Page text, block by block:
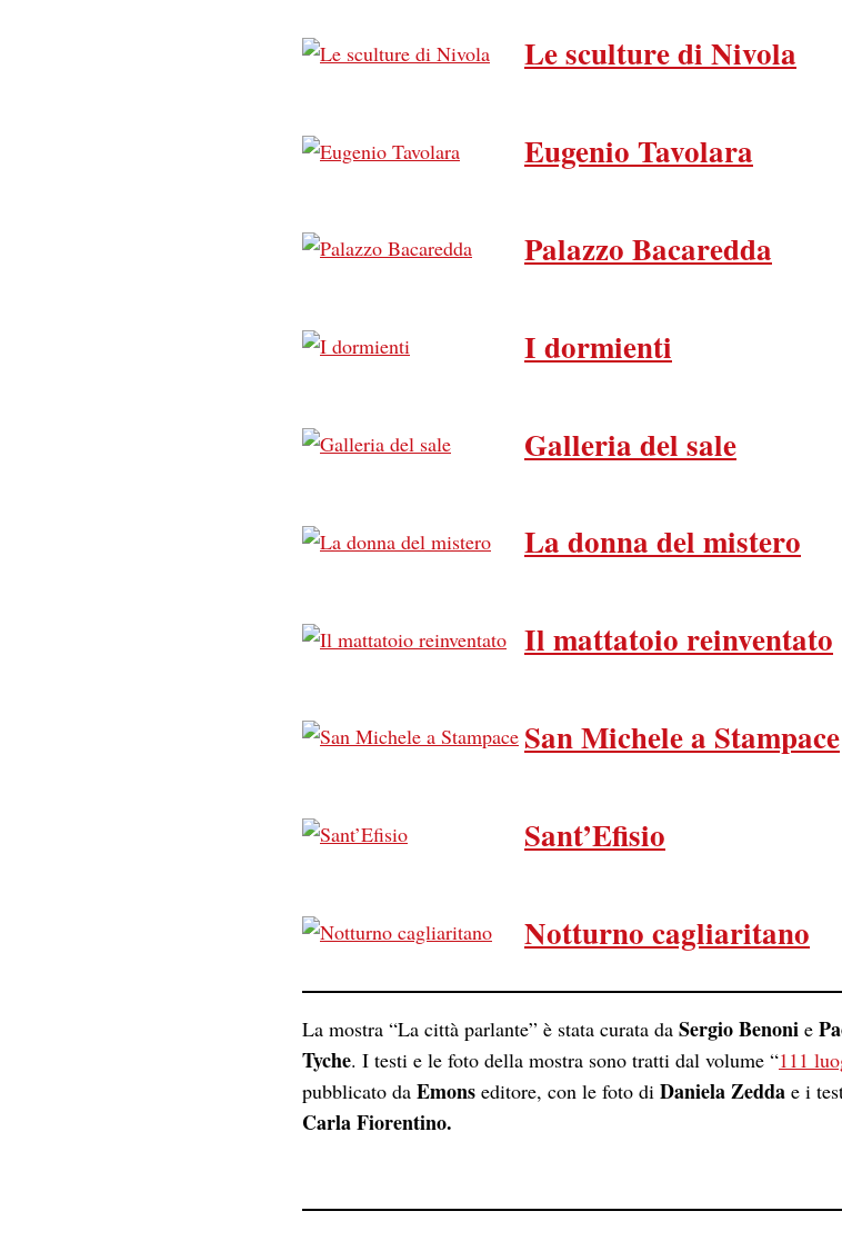
Le sculture di Nivola
Eugenio Tavolara
Palazzo Bacaredda
I dormienti
Galleria del sale
La donna del mistero
Il mattatoio reinventato
San Michele a Stampace
Sant’Efisio
Notturno cagliaritano
La mostra “La città parlante” è stata curata da Sergio Benoni e
Tyche. I testi e le foto della mostra sono tratti dal volume “111
pubblicato da Emons editore, con le foto di Daniela Zedda e i
Carla Fiorentino.